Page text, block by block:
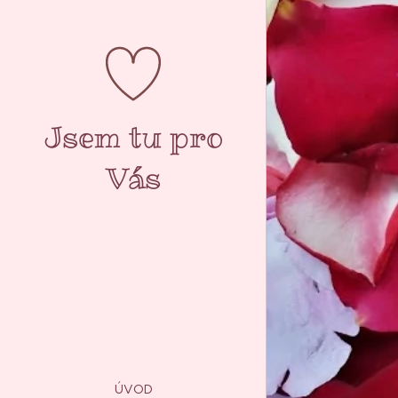
Jsem tu pro
Vás
ÚVOD